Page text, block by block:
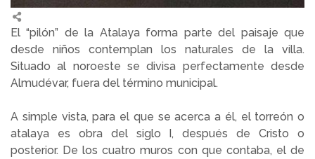
El “pilón” de la Atalaya forma parte del paisaje que
desde niños contemplan los naturales de la villa.
Situado al noroeste se divisa perfectamente desde
Almudévar, fuera del término municipal.
A simple vista, para el que se acerca a él, el torreón o
atalaya es obra del siglo I, después de Cristo o
posterior. De los cuatro muros con que contaba, el de